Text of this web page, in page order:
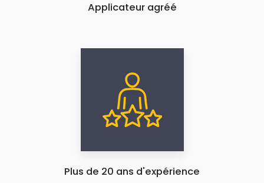
Applicateur agréé
Plus de 20 ans d'expérience